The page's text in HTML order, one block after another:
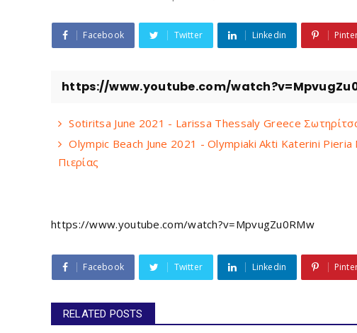
Facebook Twitter Linkedin
https://www.youtube.com/
Sotiritsa June 2021 - Larissa Thessaly Greece
Olympic Beach June 2021 - Olympiaki Akti Katerini
Πιερίας
https://www.youtube.com/watch?v=MpvugZu0RMw
Facebook Twitter Linkedin
RELATED POSTS